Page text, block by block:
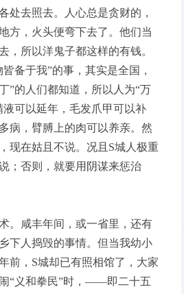
处去照去。人心总是贪财的，
方，火头便弯下去了。他们当
，所以洋鬼子都这样的有钱。
备于我”的事，其实是全国，
”的人们都知道，所以人为“万
液可以延年，毛发爪甲可以补
病，臂膊上的肉可以养亲。然
现在姑且不说。况且S城人极重
；否则，就要用阴谋来惩治
。咸丰年间，或一省里，还有
下人捣毁的事情。但当我幼小
，S城却已有照相馆了，大家
“义和拳民”时，——即二十五